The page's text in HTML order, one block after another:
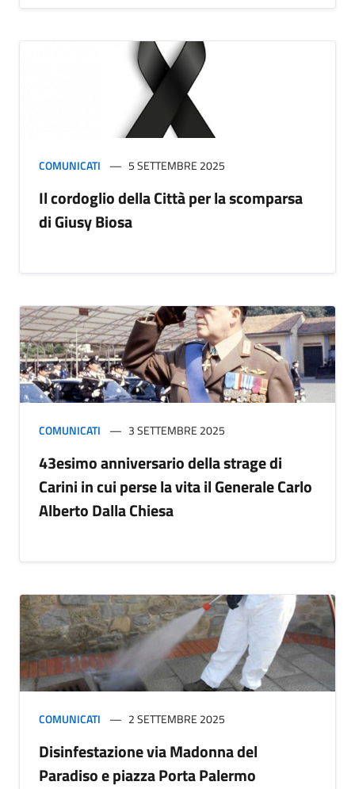
COMUNICATI 5 SETTEMBRE 2025
Il cordoglio della Città per la scomparsa
di Giusy Biosa
COMUNICATI 3 SETTEMBRE 2025
43esimo anniversario della strage di
Carini in cui perse la vita il Generale Carlo
Alberto Dalla Chiesa
COMUNICATI 2 SETTEMBRE 2025
Disinfestazione via Madonna del
Paradiso e piazza Porta Palermo